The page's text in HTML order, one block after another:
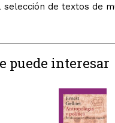
selección de textos de
puede interesar